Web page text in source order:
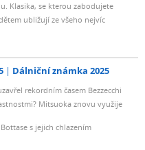
Klasika, se kterou zabodujete
ubližují ze všeho nejvíc
Dálniční známka 2025
rekordním časem Bezzecchi
Mitsuoka znovu využije
s jejich chlazením